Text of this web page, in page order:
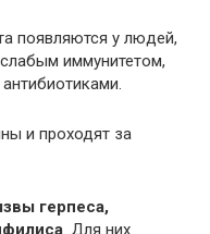
появляются у людей,
иммунитетом,
и проходят за
герпеса,
. Для них